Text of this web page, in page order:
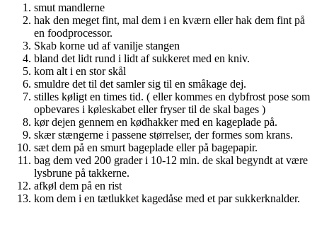
smut mandlerne
hak den meget fint, mal dem i en kværn eller hak dem fint på
en foodprocessor.
Skab korne ud af vanilje stangen
bland det lidt rund i lidt af sukkeret med en kniv.
kom alt i en stor skål
smuldre det til det samler sig til en småkage dej.
stilles køligt en times tid. ( eller kommes en dybfrost pose som
opbevares i køleskabet eller fryser til de skal bages )
kør dejen gennem en kødhakker med en kageplade på.
skær stængerne i passene størrelser, der formes som krans.
sæt dem på en smurt bageplade eller på bagepapir.
bag dem ved 200 grader i 10-12 min. de skal begyndt at være
lysbrune på takkerne.
afkøl dem på en rist
kom dem i en tætlukket kagedåse med et par sukkerknalder.